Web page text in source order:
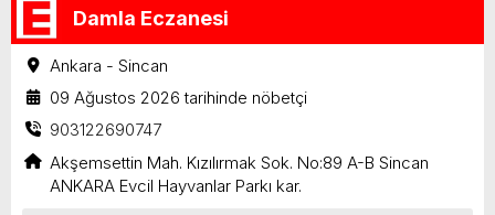
Damla Eczanesi
Ankara - Sincan
09 Ağustos 2026 tarihinde nöbetçi
903122690747
Akşemsettin Mah. Kızılırmak Sok. No:89 A-B Sincan
ANKARA Evcil Hayvanlar Parkı kar.